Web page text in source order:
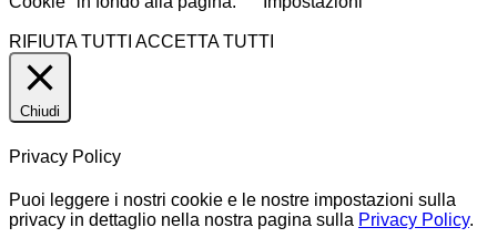
RIFIUTA TUTTI ACCETTA TUTTI
Chiudi
Privacy Policy
Puoi leggere i nostri cookie e le nostre impostazioni sulla
privacy in dettaglio nella nostra pagina sulla Privacy Policy.